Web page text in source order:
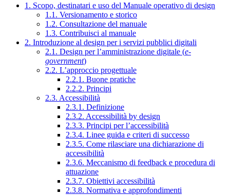
1. Scopo, destinatari e uso del Manuale operativo di design
1.1. Versionamento e storico
1.2. Consultazione del manuale
1.3. Contribuisci al manuale
2. Introduzione al design per i servizi pubblici digitali
2.1. Design per l’amministrazione digitale (e-
government)
2.2. L’approccio progettuale
2.2.1. Buone pratiche
2.2.2. Principi
2.3. Accessibilità
2.3.1. Definizione
2.3.2. Accessibilità by design
2.3.3. Principi per l’accessibilità
2.3.4. Linee guida e criteri di successo
2.3.5. Come rilasciare una dichiarazione di
accessibilità
2.3.6. Meccanismo di feedback e procedura di
attuazione
2.3.7. Obiettivi accessibilità
2.3.8. Normativa e approfondimenti